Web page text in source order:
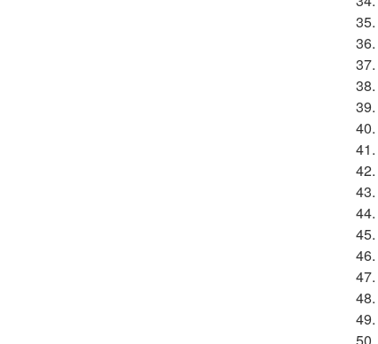
35.
36.
37.
38.
39.
40.
41.
42.
43.
44.
45.
46.
47.
48.
49.